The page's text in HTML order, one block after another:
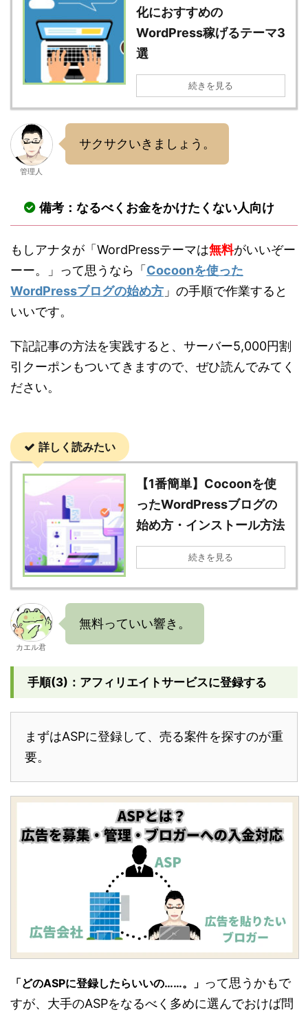
化におすすめの
WordPress稼げるテーマ3
選
続きを見る
管理人
サクサクいきましょう。
備考：なるべくお金をかけたくない人向け
もしアナタが「WordPressテーマは無料がいいぞー
ーー。」って思うなら「 Cocoonを使った
WordPressブログの始め方 」の手順で作業すると
いいです。
下記記事の方法を実践すると、サーバー5,000円割
引クーポンもついてきますので、ぜひ読んでみてく
ださい。
詳しく読みたい
【1番簡単】Cocoonを使
ったWordPressブログの
始め方・インストール方法
続きを見る
カエル君
無料っていい響き。
手順(3)：アフィリエイトサービスに登録する
まずはASPに登録して、売る案件を探すのが重
要。
「どのASPに登録したらいいの……。」 って思うかもで
すが、大手のASPをなるべく多めに選んでおけば問